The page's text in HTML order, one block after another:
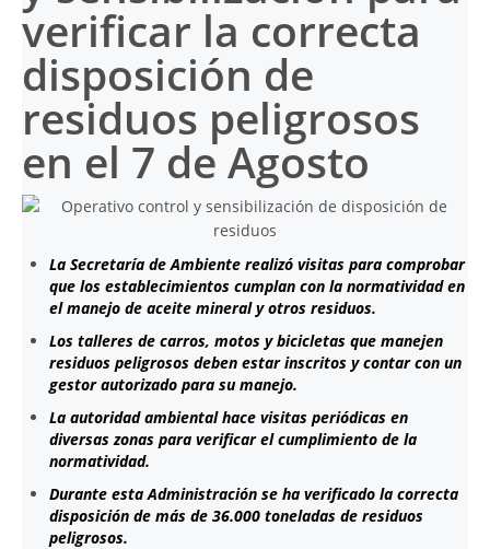
verificar la correcta
disposición de
residuos peligrosos
en el 7 de Agosto
La Secretaría de Ambiente realizó visitas para comprobar
que los establecimientos cumplan con la normatividad en
el manejo de aceite mineral y otros residuos.
Los talleres de carros, motos y bicicletas que manejen
residuos peligrosos deben estar inscritos y contar con un
gestor autorizado para su manejo.
La autoridad ambiental hace visitas periódicas en
diversas zonas para verificar el cumplimiento de la
normatividad.
Durante esta Administración se ha verificado la correcta
disposición de más de 36.000 toneladas de residuos
peligrosos.